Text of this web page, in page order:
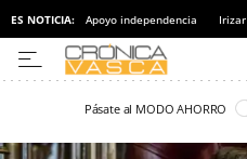
ES NOTICIA: Apoyo independencia Irizar
Pásate al MODO AHORRO